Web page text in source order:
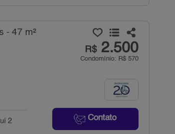
- 47 m²
R$2.500
Condomínio: R$ 570
Contato
2